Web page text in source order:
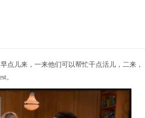
点儿来，一来他们可以帮忙干点活儿，二来，
。